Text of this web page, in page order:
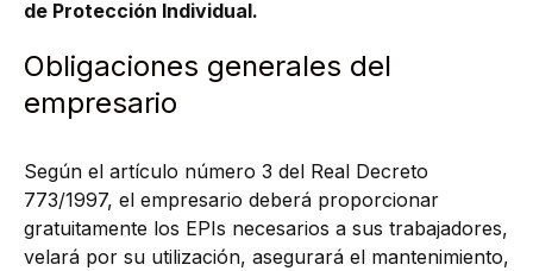
de Protección Individual.
Obligaciones generales del
empresario
Según el artículo número 3 del Real Decreto
773/1997, el empresario deberá proporcionar
gratuitamente los EPIs necesarios a sus trabajadores,
velará por su utilización, asegurará el mantenimiento,